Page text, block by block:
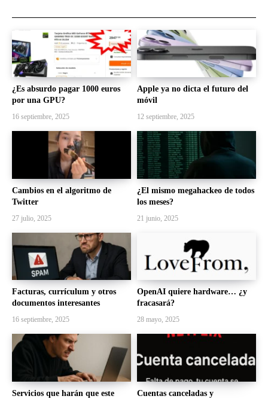
¿Es absurdo pagar 1000 euros
por una GPU?
16 septiembre, 2025
Apple ya no dicta el futuro del
móvil
12 septiembre, 2025
Cambios en el algoritmo de
Twitter
27 julio, 2025
¿El mismo megahackeo de todos
los meses?
21 junio, 2025
Facturas, currículum y otros
documentos interesantes
16 septiembre, 2025
OpenAI quiere hardware… ¿y
fracasará?
28 mayo, 2025
Servicios que harán que este
Cuentas canceladas y